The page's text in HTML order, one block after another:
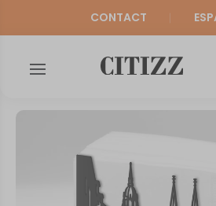
CONTACT